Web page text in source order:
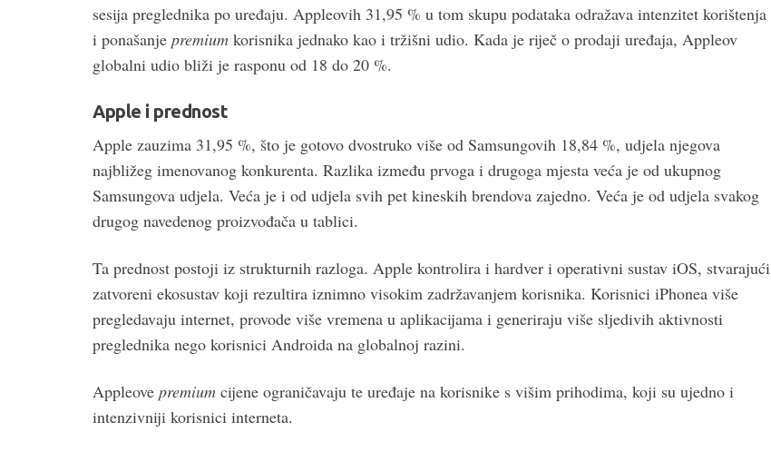
sesija preglednika po uređaju. Appleovih 31,95 % u tom skupu podataka odražava intenzitet korištenja
i ponašanje premium korisnika jednako kao i tržišni udio. Kada je riječ o prodaji uređaja, Appleov
globalni udio bliži je rasponu od 18 do 20 %.
Apple i prednost
Apple zauzima 31,95 %, što je gotovo dvostruko više od Samsungovih 18,84 %, udjela njegova
najbližeg imenovanog konkurenta. Razlika između prvoga i drugoga mjesta veća je od ukupnog
Samsungova udjela. Veća je i od udjela svih pet kineskih brendova zajedno. Veća je od udjela svakog
drugog navedenog proizvođača u tablici.
Ta prednost postoji iz strukturnih razloga. Apple kontrolira i hardver i operativni sustav iOS, stvarajući
zatvoreni ekosustav koji rezultira iznimno visokim zadržavanjem korisnika. Korisnici iPhonea više
pregledavaju internet, provode više vremena u aplikacijama i generiraju više sljedivih aktivnosti
preglednika nego korisnici Androida na globalnoj razini.
Appleove premium cijene ograničavaju te uređaje na korisnike s višim prihodima, koji su ujedno i
intenzivniji korisnici interneta.